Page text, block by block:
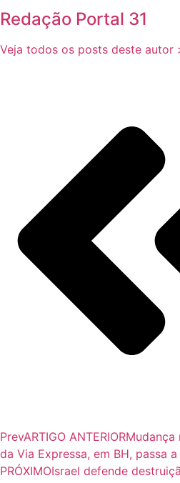
Redação Portal 31
Veja todos os posts deste autor
PrevARTIGO ANTERIOR
da Via Expressa, em BH, passa
PRÓXIMOIsrael defende